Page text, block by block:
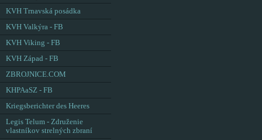
KVH Trnavská posádka
KVH Valkýra - FB
KVH Viking - FB
KVH Západ - FB
ZBROJNICE.COM
KHPAaSZ - FB
Kriegsberichter des Heeres
Legis Telum - Združenie
vlastníkov strelných zbraní